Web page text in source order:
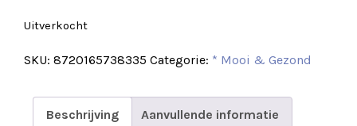
Uitverkocht
SKU: 8720165738335 Categorie: * Mooi & Gezond
Beschrijving Aanvullende informatie